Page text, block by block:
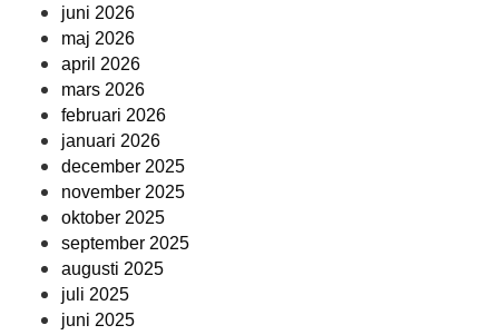
juni 2026
maj 2026
april 2026
mars 2026
februari 2026
januari 2026
december 2025
november 2025
oktober 2025
september 2025
augusti 2025
juli 2025
juni 2025